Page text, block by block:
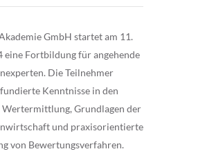
GmbH startet am 11.
eine Fortbildung für angehende
Die Teilnehmer
Kenntnisse in den
Wertermittlung, Grundlagen der
und praxisorientierte
von Bewertungsverfahren.